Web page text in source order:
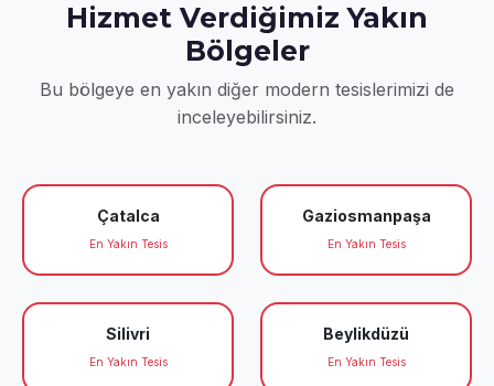
Hizmet Verdiğimiz Yakın
Bölgeler
Bu bölgeye en yakın diğer modern tesislerimizi de
inceleyebilirsiniz.
Çatalca
En Yakın Tesis
Gaziosmanpaşa
En Yakın Tesis
Silivri
En Yakın Tesis
Beylikdüzü
En Yakın Tesis